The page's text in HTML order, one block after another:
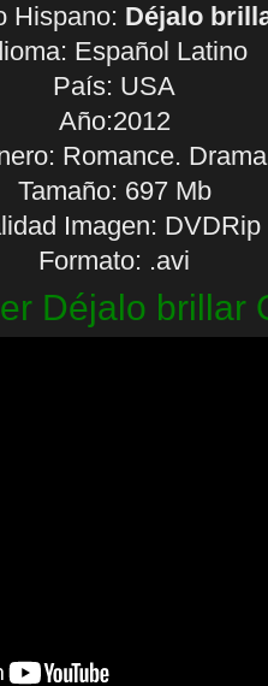
Hispano: Déjalo
Español Latino
País: USA
Año:2012
Romance. Drama
Tamaño: 697 Mb
Imagen: DVDRip
Formato: .avi
Déjalo brillar